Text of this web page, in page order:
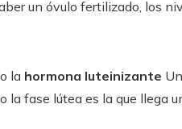
un óvulo fertilizado, los
la hormona luteinizante
la fase lútea es la que llega